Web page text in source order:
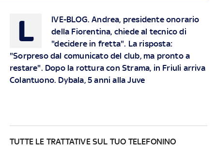
L IVE-BLOG.Andrea, presidente onorario
della Fiorentina, chiede al tecnico di
"decidere in fretta". La risposta:
"Sorpreso dal comunicato del club, ma pronto a
restare". Dopo la rottura con Strama, in Friuli arriva
Colantuono. Dybala, 5 anni alla Juve
TUTTE LE TRATTATIVE SUL TUO TELEFONINO